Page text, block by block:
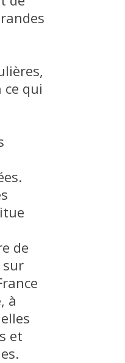
qui
de
sur
à
et